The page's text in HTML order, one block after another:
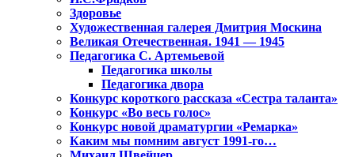
Здоровье
Художественная галерея Дмитрия Москина
Великая Отечественная. 1941 — 1945
Педагогика С. Артемьевой
Педагогика школы
Педагогика двора
Конкурс короткого рассказа «Сестра таланта»
Конкурс «Во весь голос»
Конкурс новой драматургии «Ремарка»
Каким мы помним август 1991-го…